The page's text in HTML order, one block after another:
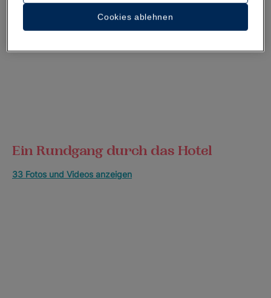
Ein Rundgang durch das Hotel
33 Fotos und Videos anzeigen
Cookies ablehnen